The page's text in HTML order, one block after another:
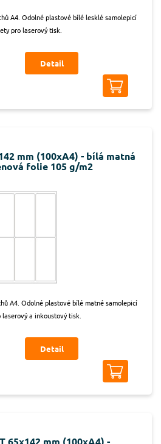
A4. Odolné plastové bílé lesklé samolepicí
pro laserový tisk.
Detail
mm (100xA4) - bílá matná
folie 105 g/m2
A4. Odolné plastové bílé matné samolepicí
a inkoustový tisk.
Detail
65x142 mm (100xA4) -